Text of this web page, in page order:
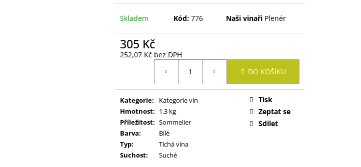
Skladem Kód: 776 Naši vinaři Plenér
305 Kč
252,07 Kč bez DPH
DO KOŠÍKU
Kategorie:
Kategorie vín
Hmotnost: 1.3 kg
Příležitost: Sommelier
Barva:
Bílé
Typ:
Tichá vína
Suchost: Suché
Tisk
Zeptat se
Sdílet